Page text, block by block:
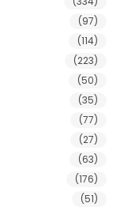
(97)
(114)
(223)
(50)
(35)
(77)
(27)
(63)
(176)
(51)